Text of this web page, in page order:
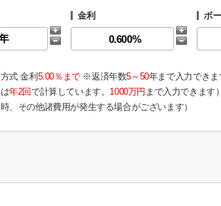
金利 ボ
式 金利 5.00％まで※返済年数5～50年まで入力できま
年2回で計算しています。 1000万円 まで入力できます）
、その他諸費用が発生する場合がございます）